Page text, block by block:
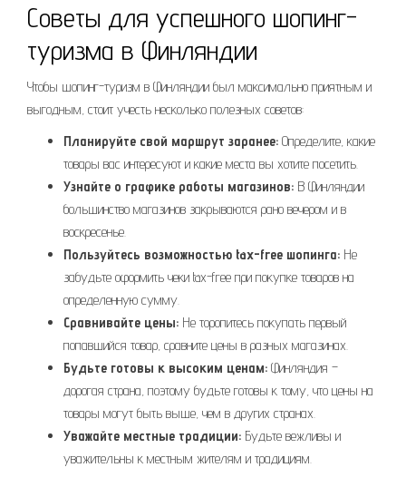
Советы для успешного шопинг-
туризма в Финляндии
Чтобы шопинг-туризм в Финляндии был максимально приятным и
выгодным, стоит учесть несколько полезных советов:
Планируйте свой маршрут заранее: Определите, какие
товары вас интересуют и какие места вы хотите посетить.
Узнайте о графике работы магазинов: В Финляндии
большинство магазинов закрываются рано вечером и в
воскресенье.
Пользуйтесь возможностью tax-free шопинга: Не
забудьте оформить чеки tax-free при покупке товаров на
определенную сумму.
Сравнивайте цены: Не торопитесь покупать первый
попавшийся товар, сравните цены в разных магазинах.
Будьте готовы к высоким ценам: Финляндия –
дорогая страна, поэтому будьте готовы к тому, что цены на
товары могут быть выше, чем в других странах.
Уважайте местные традиции: Будьте вежливы и
уважительны к местным жителям и традициям.